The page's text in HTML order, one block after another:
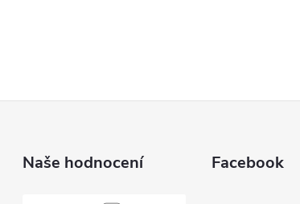
Naše hodnocení Facebook